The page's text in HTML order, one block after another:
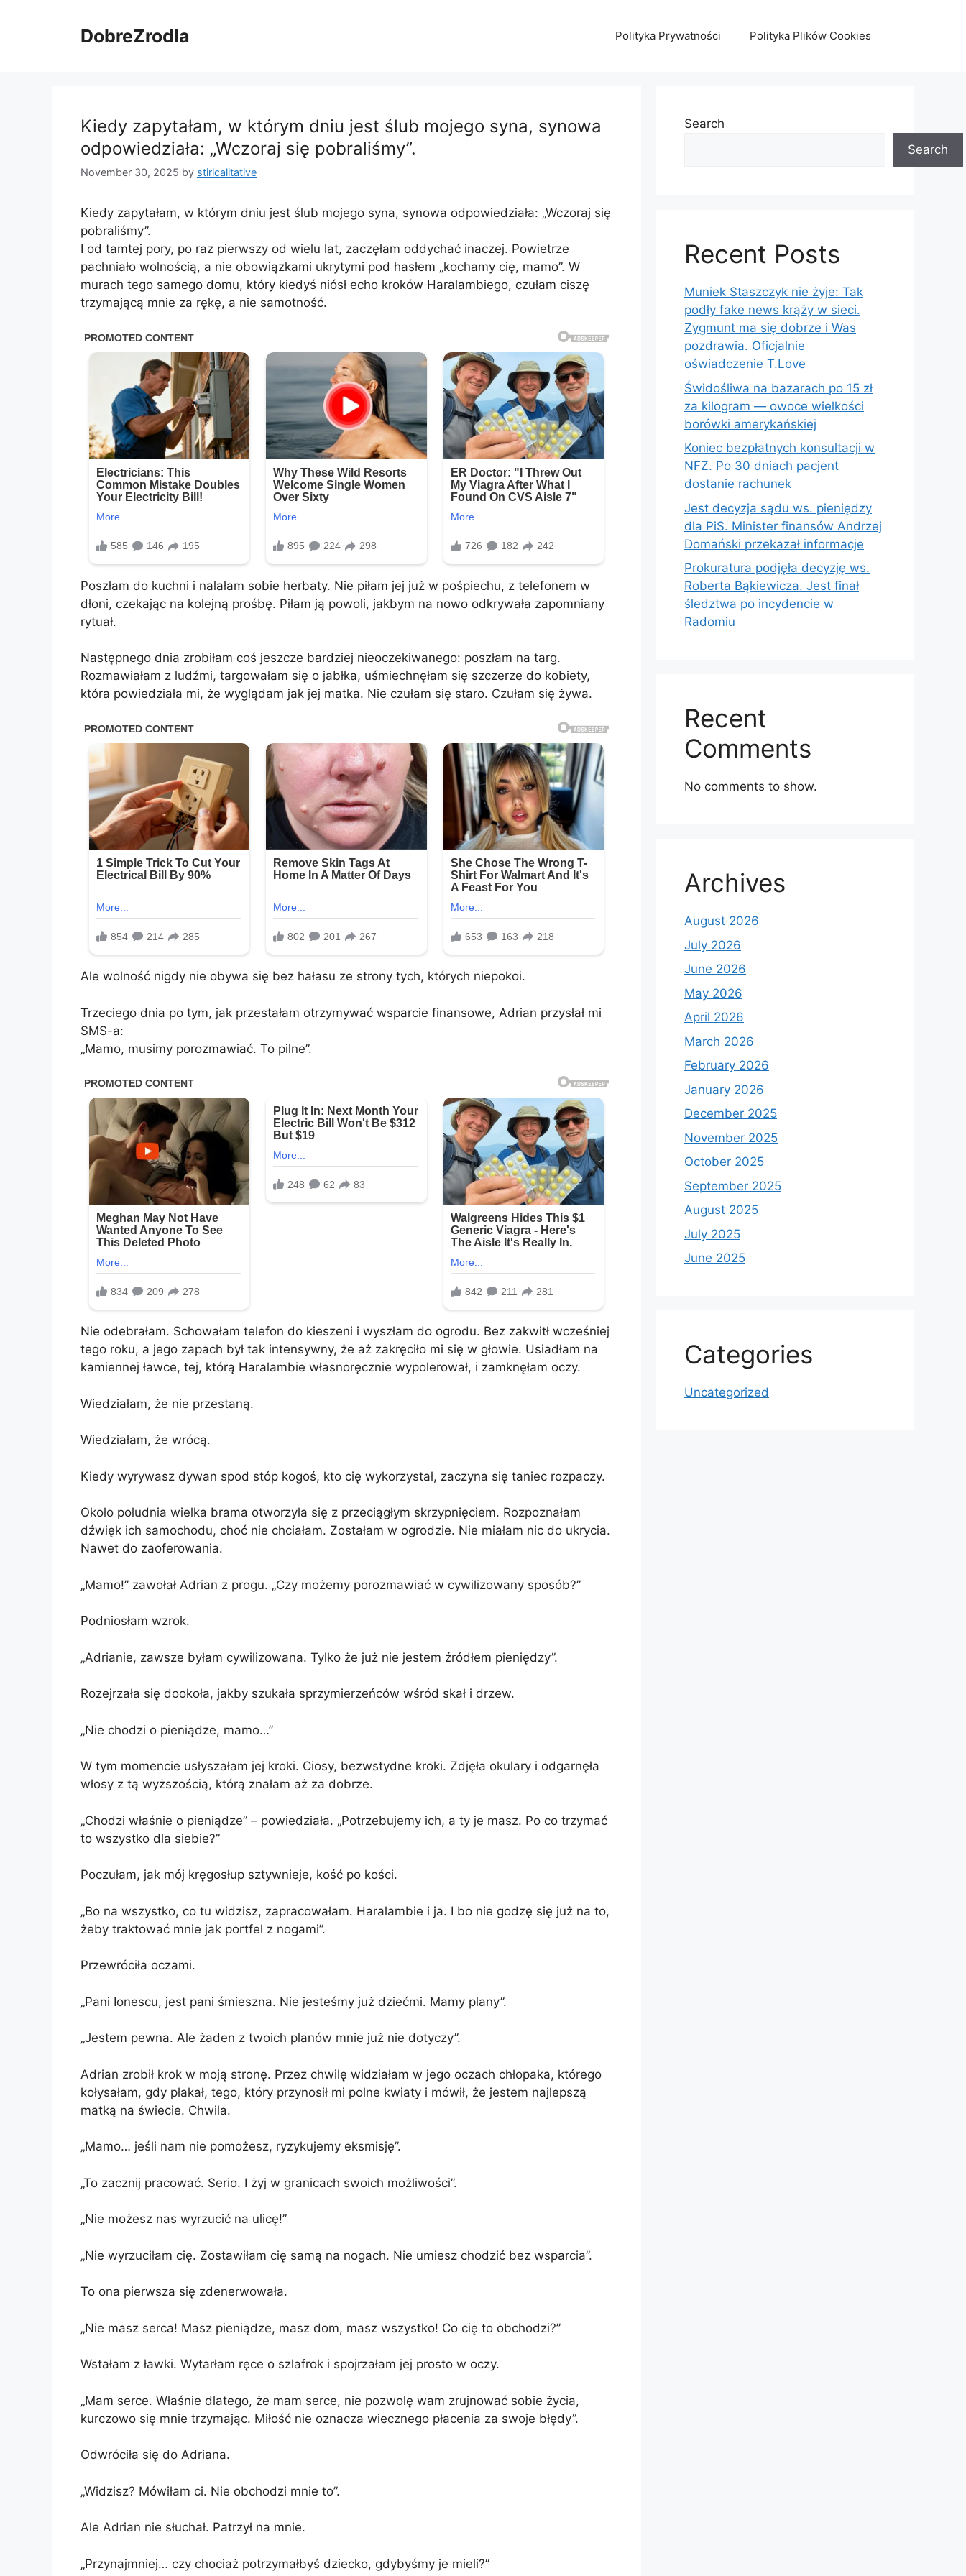
DobreZrodla Polityka Prywatności Polityka Plików Cookies
Kiedy zapytałam, w którym dniu jest ślub mojego syna, synowa
odpowiedziała: „Wczoraj się pobraliśmy”.
November 30, 2025 by stiricalitative
Kiedy zapytałam, w którym dniu jest ślub mojego syna, synowa odpowiedziała: „Wczoraj się
pobraliśmy”.
I od tamtej pory, po raz pierwszy od wielu lat, zaczęłam oddychać inaczej. Powietrze
pachniało wolnością, a nie obowiązkami ukrytymi pod hasłem „kochamy cię, mamo”. W
murach tego samego domu, który kiedyś niósł echo kroków Haralambiego, czułam ciszę
trzymającą mnie za rękę, a nie samotność.
Poszłam do kuchni i nalałam sobie herbaty. Nie piłam jej już w pośpiechu, z telefonem w
dłoni, czekając na kolejną prośbę. Piłam ją powoli, jakbym na nowo odkrywała zapomniany
rytuał.
Następnego dnia zrobiłam coś jeszcze bardziej nieoczekiwanego: poszłam na targ.
Rozmawiałam z ludźmi, targowałam się o jabłka, uśmiechnęłam się szczerze do kobiety,
która powiedziała mi, że wyglądam jak jej matka. Nie czułam się staro. Czułam się żywa.
Ale wolność nigdy nie obywa się bez hałasu ze strony tych, których niepokoi.
Trzeciego dnia po tym, jak przestałam otrzymywać wsparcie finansowe, Adrian przysłał mi
SMS-a:
„Mamo, musimy porozmawiać. To pilne”.
Nie odebrałam. Schowałam telefon do kieszeni i wyszłam do ogrodu. Bez zakwitł wcześniej
tego roku, a jego zapach był tak intensywny, że aż zakręciło mi się w głowie. Usiadłam na
kamiennej ławce, tej, którą Haralambie własnoręcznie wypolerował, i zamknęłam oczy.
Wiedziałam, że nie przestaną.
Wiedziałam, że wrócą.
Kiedy wyrywasz dywan spod stóp kogoś, kto cię wykorzystał, zaczyna się taniec rozpaczy.
Około południa wielka brama otworzyła się z przeciągłym skrzypnięciem. Rozpoznałam
dźwięk ich samochodu, choć nie chciałam. Zostałam w ogrodzie. Nie miałam nic do ukrycia.
Nawet do zaoferowania.
„Mamo!” zawołał Adrian z progu. „Czy możemy porozmawiać w cywilizowany sposób?”
Podniosłam wzrok.
„Adrianie, zawsze byłam cywilizowana. Tylko że już nie jestem źródłem pieniędzy”.
Rozejrzała się dookoła, jakby szukała sprzymierzeńców wśród skał i drzew.
„Nie chodzi o pieniądze, mamo…”
W tym momencie usłyszałam jej kroki. Ciosy, bezwstydne kroki. Zdjęła okulary i odgarnęła
włosy z tą wyższością, którą znałam aż za dobrze.
„Chodzi właśnie o pieniądze” – powiedziała. „Potrzebujemy ich, a ty je masz. Po co trzymać
to wszystko dla siebie?”
Poczułam, jak mój kręgosłup sztywnieje, kość po kości.
„Bo na wszystko, co tu widzisz, zapracowałam. Haralambie i ja. I bo nie godzę się już na to,
żeby traktować mnie jak portfel z nogami”.
Przewróciła oczami.
„Pani Ionescu, jest pani śmieszna. Nie jesteśmy już dziećmi. Mamy plany”.
„Jestem pewna. Ale żaden z twoich planów mnie już nie dotyczy”.
Adrian zrobił krok w moją stronę. Przez chwilę widziałam w jego oczach chłopaka, którego
kołysałam, gdy płakał, tego, który przynosił mi polne kwiaty i mówił, że jestem najlepszą
matką na świecie. Chwila.
„Mamo… jeśli nam nie pomożesz, ryzykujemy eksmisję”.
„To zacznij pracować. Serio. I żyj w granicach swoich możliwości”.
„Nie możesz nas wyrzucić na ulicę!”
„Nie wyrzuciłam cię. Zostawiłam cię samą na nogach. Nie umiesz chodzić bez wsparcia”.
To ona pierwsza się zdenerwowała.
„Nie masz serca! Masz pieniądze, masz dom, masz wszystko! Co cię to obchodzi?”
Wstałam z ławki. Wytarłam ręce o szlafrok i spojrzałam jej prosto w oczy.
„Mam serce. Właśnie dlatego, że mam serce, nie pozwolę wam zrujnować sobie życia,
kurczowo się mnie trzymając. Miłość nie oznacza wiecznego płacenia za swoje błędy”.
Odwróciła się do Adriana.
„Widzisz? Mówiłam ci. Nie obchodzi mnie to”.
Ale Adrian nie słuchał. Patrzył na mnie.
„Przynajmniej… czy chociaż potrzymałbyś dziecko, gdybyśmy je mieli?”
Search
Search
Recent Posts
Muniek Staszczyk nie żyje: Tak
podły fake news krąży w sieci.
Zygmunt ma się dobrze i Was
pozdrawia. Oficjalnie
oświadczenie T.Love
Świdośliwa na bazarach po 15 zł
za kilogram — owoce wielkości
borówki amerykańskiej
Koniec bezpłatnych konsultacji w
NFZ. Po 30 dniach pacjent
dostanie rachunek
Jest decyzja sądu ws. pieniędzy
dla PiS. Minister finansów Andrzej
Domański przekazał informacje
Prokuratura podjęła decyzję ws.
Roberta Bąkiewicza. Jest finał
śledztwa po incydencie w
Radomiu
Recent
Comments
No comments to show.
Archives
August 2026
July 2026
June 2026
May 2026
April 2026
March 2026
February 2026
January 2026
December 2025
November 2025
October 2025
September 2025
August 2025
July 2025
June 2025
Categories
Uncategorized